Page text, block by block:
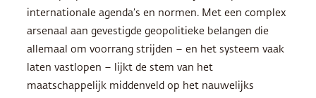
internationale agenda’s en normen. Met een complex
arsenaal aan gevestigde geopolitieke belangen die
allemaal om voorrang strijden – en het systeem vaak
laten vastlopen – lijkt de stem van het
maatschappelijk middenveld op het nauwelijks